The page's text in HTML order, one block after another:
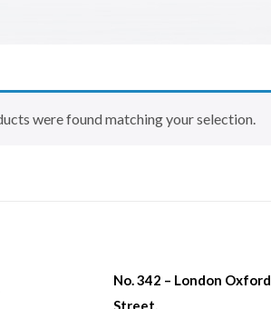
were found matching your selection.
No. 342 – London Oxford
Street,